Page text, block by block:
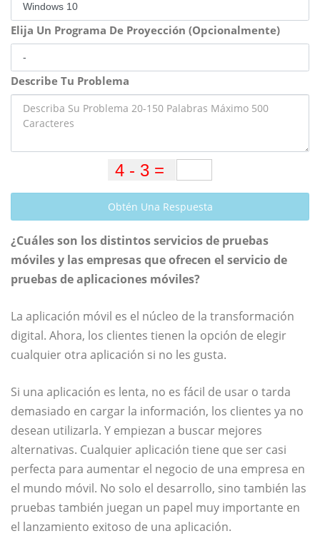
Elija Un Programa De Proyección (Opcionalmente)
Describe Tu Problema
Obtén Una Respuesta
¿Cuáles son los distintos servicios de pruebas
móviles y las empresas que ofrecen el servicio de
pruebas de aplicaciones móviles?
La aplicación móvil es el núcleo de la transformación
digital. Ahora, los clientes tienen la opción de elegir
cualquier otra aplicación si no les gusta.
Si una aplicación es lenta, no es fácil de usar o tarda
demasiado en cargar la información, los clientes ya no
desean utilizarla. Y empiezan a buscar mejores
alternativas. Cualquier aplicación tiene que ser casi
perfecta para aumentar el negocio de una empresa en
el mundo móvil. No solo el desarrollo, sino también las
pruebas también juegan un papel muy importante en
el lanzamiento exitoso de una aplicación.